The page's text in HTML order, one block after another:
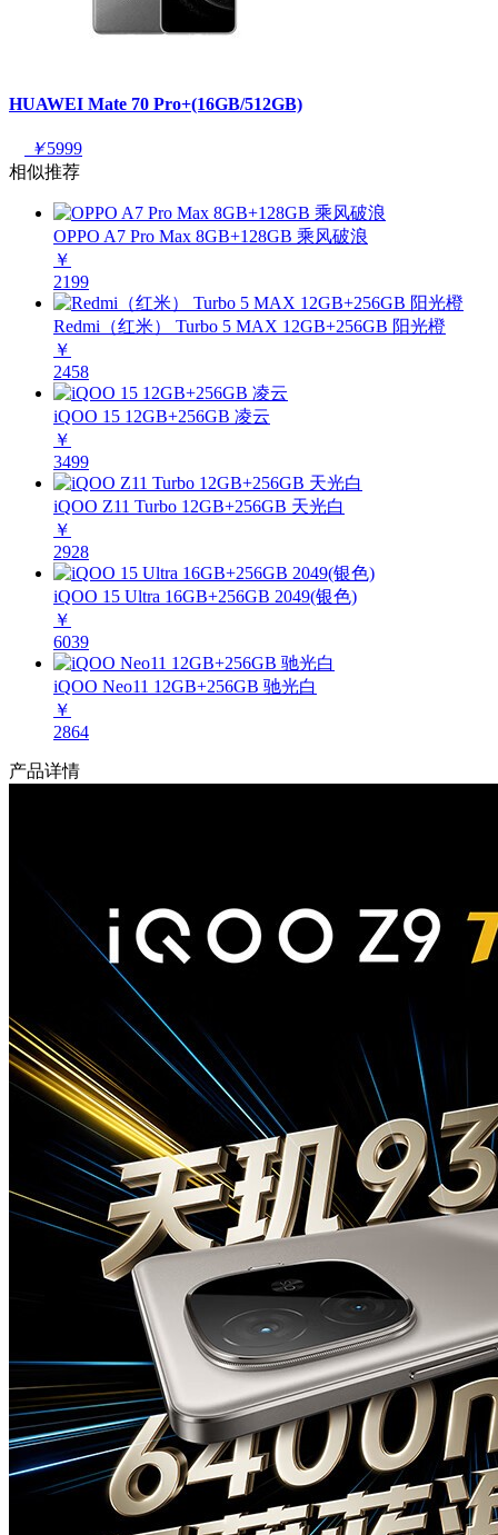
HUAWEI Mate 70 Pro+(16GB/512GB)
￥5999
相似推荐
OPPO A7 Pro Max 8GB+128GB 乘风破浪
￥
2199
Redmi（红米） Turbo 5 MAX 12GB+256GB 阳光橙
￥
2458
iQOO 15 12GB+256GB 凌云
￥
3499
iQOO Z11 Turbo 12GB+256GB 天光白
￥
2928
iQOO 15 Ultra 16GB+256GB 2049(银色)
￥
6039
iQOO Neo11 12GB+256GB 驰光白
￥
2864
产品详情